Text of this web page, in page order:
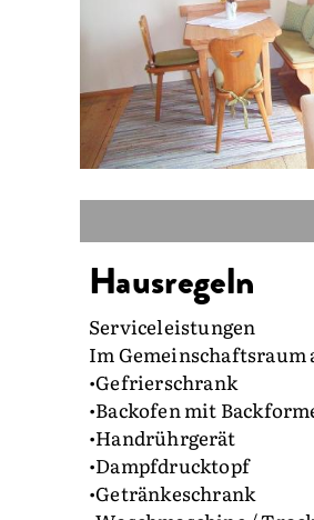
Hausregeln
Serviceleistungen
Im Gemeinschaftsraum
•Gefrierschrank
•Backofen mit
•Handrührgerät
•Dampfdrucktopf
•Getränkeschrank